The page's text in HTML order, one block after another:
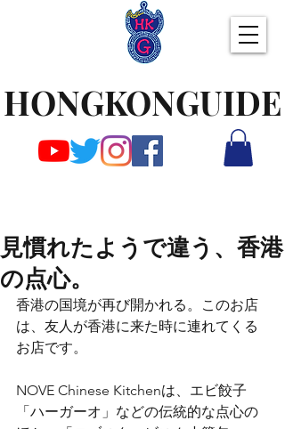
HONGKONGUIDE
見慣れたようで違う、香港
の点心。
香港の国境が再び開かれる。このお店
は、友人が香港に来た時に連れてくる
お店です。
NOVE Chinese Kitchenは、エビ餃子
「ハーガーオ」などの伝統的な点心の